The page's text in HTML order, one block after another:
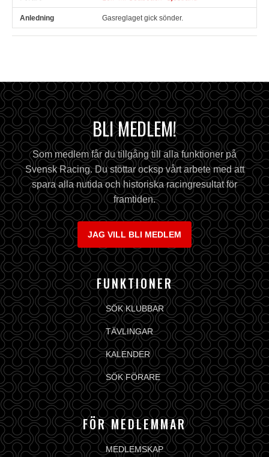
Gasreglaget gick sönder.
BLI MEDLEM!
Som medlem får du tillgång till alla funktioner på
Svensk Racing. Du stöttar ocksp vårt arbete med att
spara alla nutida och historiska racingresultat för
framtiden.
JAG VILL BLI MEDLEM
FUNKTIONER
SÖK KLUBBAR
TÄVLINGAR
KALENDER
SÖK FÖRARE
FÖR MEDLEMMAR
MEDLEMSKAP